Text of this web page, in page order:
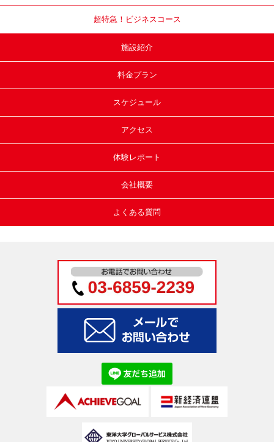
超特急！ ビジネスコース
施設紹介
料金プラン
スケジュール
アクセス
体験レポート
会社概要
よくある質問